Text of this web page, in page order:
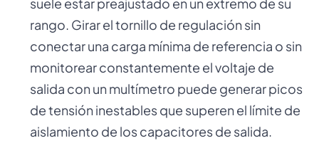
rango. Girar el tornillo de regulación sin
conectar una carga mínima de referencia o sin
monitorear constantemente el voltaje de
salida con un multímetro puede generar picos
de tensión inestables que superen el límite de
aislamiento de los capacitores de salida.